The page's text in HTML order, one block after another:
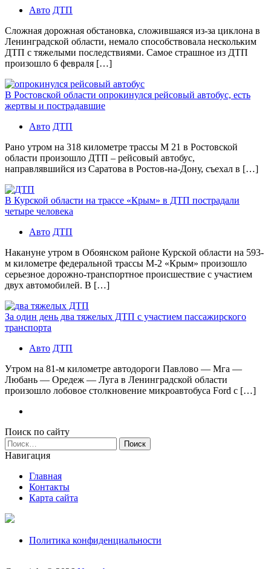
Авто ДТП
Сложная дорожная обстановка, сложившаяся из-за циклона в
Ленинградской области, немало способствовала нескольким
ДТП с тяжелыми последствиями. Самое страшное из ДТП
произошло 6 февраля […]
В Ростовской области опрокинулся рейсовый автобус, есть
жертвы и пострадавшие
Авто ДТП
Рано утром на 318 километре трассы М 21 в Ростовской
области произошло ДТП – рейсовый автобус,
направлявшийся из Саратова в Ростов-на-Дону, съехал в […]
В Курской области на трассе «Крым» в ДТП пострадали
четыре человека
Авто ДТП
Накануне утром в Обоянском районе Курской области на 593-
м километре федеральной трассы М-2 «Крым» произошло
серьезное дорожно-транспортное происшествие с участием
двух автомобилей. В […]
За один день два тяжелых ДТП с участием пассажирского
транспорта
Авто ДТП
Утром на 81-м километре автодороги Павлово — Мга —
Любань — Оредеж — Луга в Ленинградской области
произошло лобовое столкновение микроавтобуса Ford с […]
Поиск по сайту
Найти:
Навигация
Главная
Контакты
Карта сайта
Политика конфиденциальности